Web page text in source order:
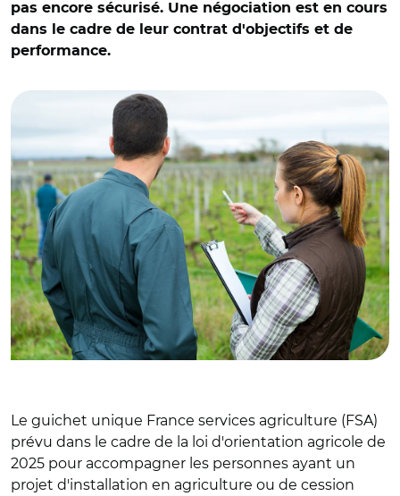
pas encore sécurisé. Une négociation est en cours
dans le cadre de leur contrat d'objectifs et de
performance.
Le guichet unique France services agriculture (FSA)
prévu dans le cadre de la loi d'orientation agricole de
2025 pour accompagner les personnes ayant un
projet d'installation en agriculture ou de cession